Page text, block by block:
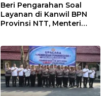
Beri Pengarahan Soal
Layanan di Kanwil BPN
Provinsi NTT, Menteri